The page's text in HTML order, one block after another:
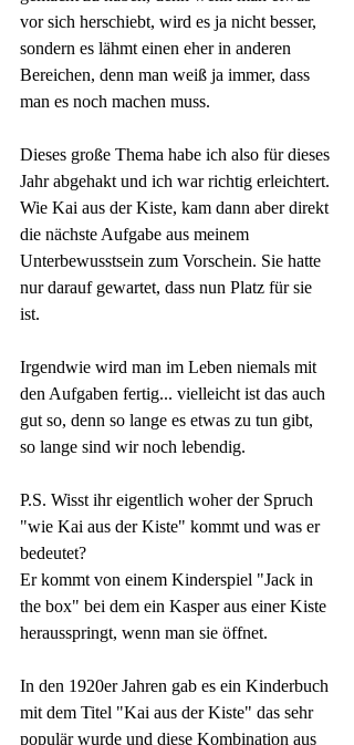
vor sich herschiebt, wird es ja nicht besser,
sondern es lähmt einen eher in anderen
Bereichen, denn man weiß ja immer, dass
man es noch machen muss.
Dieses große Thema habe ich also für dieses
Jahr abgehakt und ich war richtig erleichtert.
Wie Kai aus der Kiste, kam dann aber direkt
die nächste Aufgabe aus meinem
Unterbewusstsein zum Vorschein. Sie hatte
nur darauf gewartet, dass nun Platz für sie
ist.
Irgendwie wird man im Leben niemals mit
den Aufgaben fertig... vielleicht ist das auch
gut so, denn so lange es etwas zu tun gibt,
so lange sind wir noch lebendig.
P.S. Wisst ihr eigentlich woher der Spruch
"wie Kai aus der Kiste" kommt und was er
bedeutet?
Er kommt von einem Kinderspiel "Jack in
the box" bei dem ein Kasper aus einer Kiste
herausspringt, wenn man sie öffnet.
In den 1920er Jahren gab es ein Kinderbuch
mit dem Titel "Kai aus der Kiste" das sehr
populär wurde und diese Kombination aus